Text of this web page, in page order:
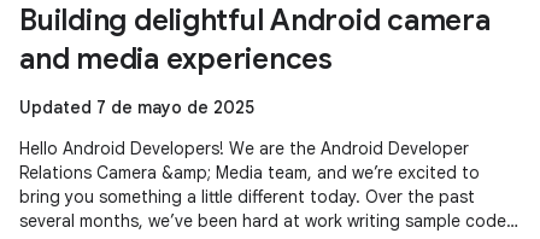
Building delightful Android camera
and media experiences
Updated 7 de mayo de 2025
Hello Android Developers! We are the Android Developer
Relations Camera &amp; Media team, and we’re excited to
bring you something a little different today. Over the past
several months, we’ve been hard at work writing sample code